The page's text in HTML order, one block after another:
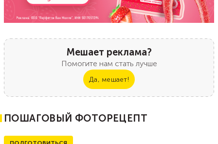
Мешает реклама?
Помогите нам стать лучше
Да, мешает!
ПОШАГОВЫЙ ФОТОРЕЦЕПТ